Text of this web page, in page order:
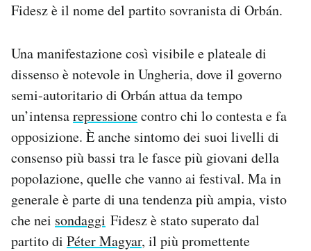
Hai bisogno di aiuto?
Fidesz è il nome del partito sovranista di Orbán.
Una manifestazione così visibile e plateale di
dissenso è notevole in Ungheria, dove il governo
semi-autoritario di Orbán attua da tempo
un’intensarepressionecontro chi lo contesta e fa
opposizione. È anche sintomo dei suoi livelli di
consenso più bassi tra le fasce più giovani della
popolazione, quelle che vanno ai festival. Ma in
generale è parte di una tendenza più ampia, visto
che nei sondaggi Fidesz è stato superato dal
partito di Péter Magyar, il più promettente